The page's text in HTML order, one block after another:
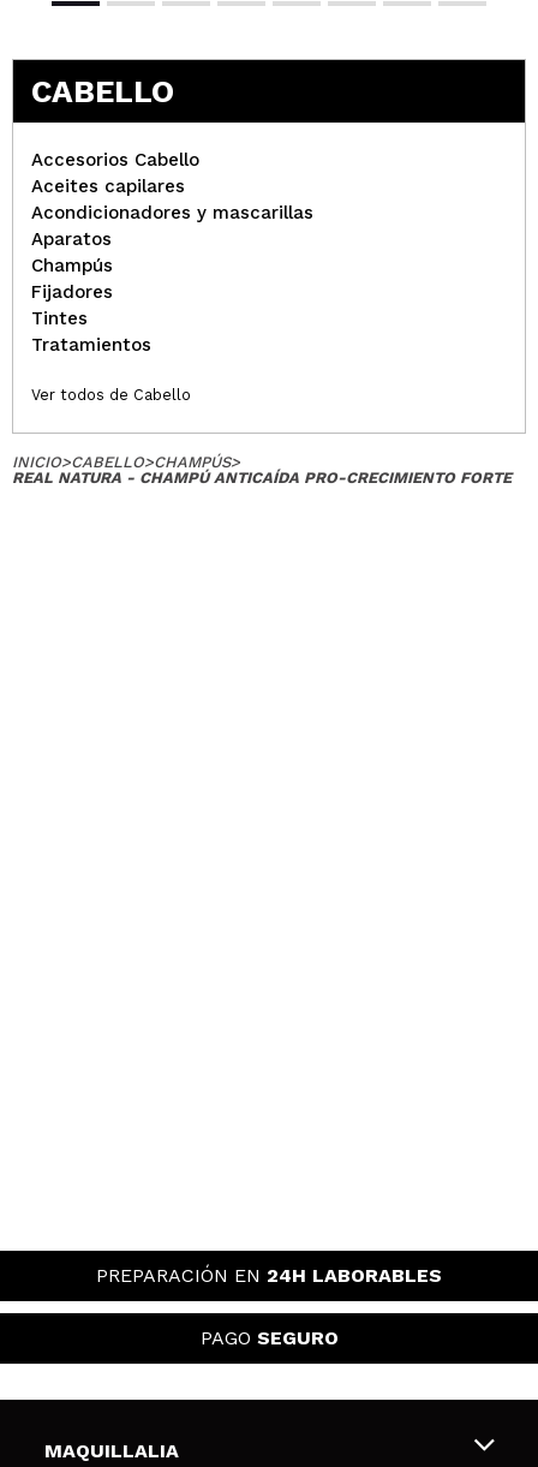
CABELLO
Accesorios Cabello
Aceites capilares
Acondicionadores y mascarillas
Aparatos
Champús
Fijadores
Tintes
Tratamientos
Ver todos de Cabello
INICIO>CABELLO>CHAMPÚS>
REAL NATURA - CHAMPÚ ANTICAÍDA PRO-CRECIMIENTO FORTE
PREPARACIÓN EN 24H LABORABLES
PAGO SEGURO
MAQUILLALIA